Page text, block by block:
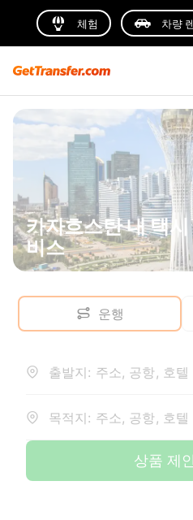
체험 차량
카자흐스탄 내 택
비스
운행
출발지: 주소, 공항, 호텔
목적지: 주소, 공항, 호텔
상품 제